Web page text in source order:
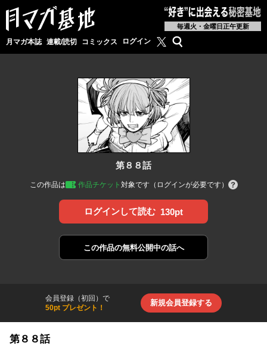
毎週火・金曜日正午更新
月マガ本誌 連載/読切 コミックス ログイン 月マガ基地公式X
検索
第８８話
この作品は 作品チケット 対象です（ログインが必要です）
ログインして読む 130pt
この作品の無料公開中の話へ
会員登録（初回）で
50pt プレゼント！
新規会員登録する
第８８話